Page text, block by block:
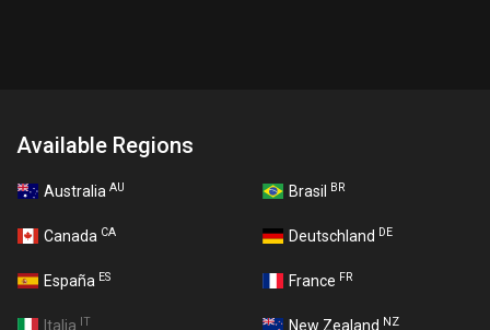
Available Regions
Australia AU Brasil BR
Canada CA Deutschland DE
España ES France FR
Italia IT New Zealand NZ